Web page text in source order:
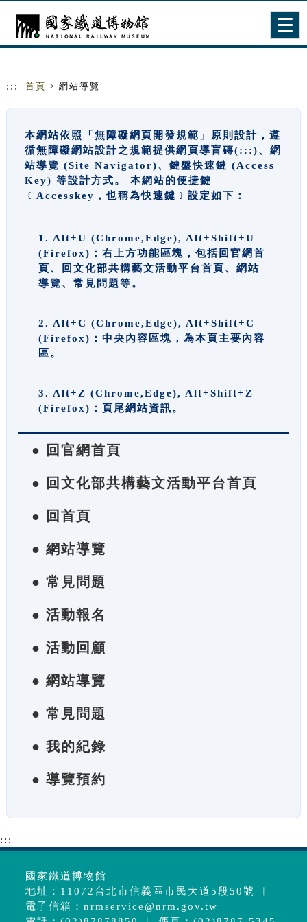
::: 首頁 > 網站導覽
本網站依照「無障礙網頁開發規範」原則設計，遵
循無障礙網站設計之規範提供網頁導盲磚(:::)、網
站導覽 (Site Navigator)、鍵盤快速鍵 (Access
Key) 等設計方式。 本網站的便捷鍵
﹝Accesskey，也稱為快速鍵﹞設定如下：
1. Alt+U (Chrome,Edge), Alt+Shift+U
(Firefox)：右上方功能區塊，包括回官網首
頁、回文化部共構藝文活動平台首頁、網站
導覽、常見問題等。
2. Alt+C (Chrome,Edge), Alt+Shift+C
(Firefox)：中央內容區塊，為本頁主要內容
區。
3. Alt+Z (Chrome,Edge), Alt+Shift+Z
(Firefox)：頁尾網站資訊。
● 回官網首頁
● 回文化部共構藝文活動平台首頁
● 回首頁
● 網站導覽
● 常見問題
● 活動報名
● 活動回顧
● 網站導覽
● 常見問題
● 我的紀錄
● 導覽預約
:::
國家鐵道博物館
地址：11072台北市信義區市民大道5段50號 ︱
電子信箱：nrmservice@nrm.gov.tw